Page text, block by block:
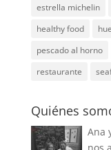
estrella michelin
healthy food
pescado al horno
restaurante
Quiénes
Ana
nos